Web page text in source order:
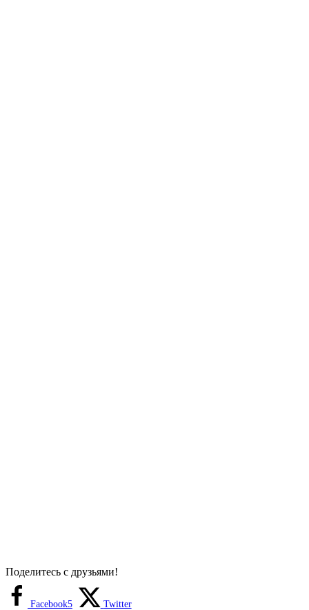
Поделитесь с друзьями!
Facebook5 Twitter